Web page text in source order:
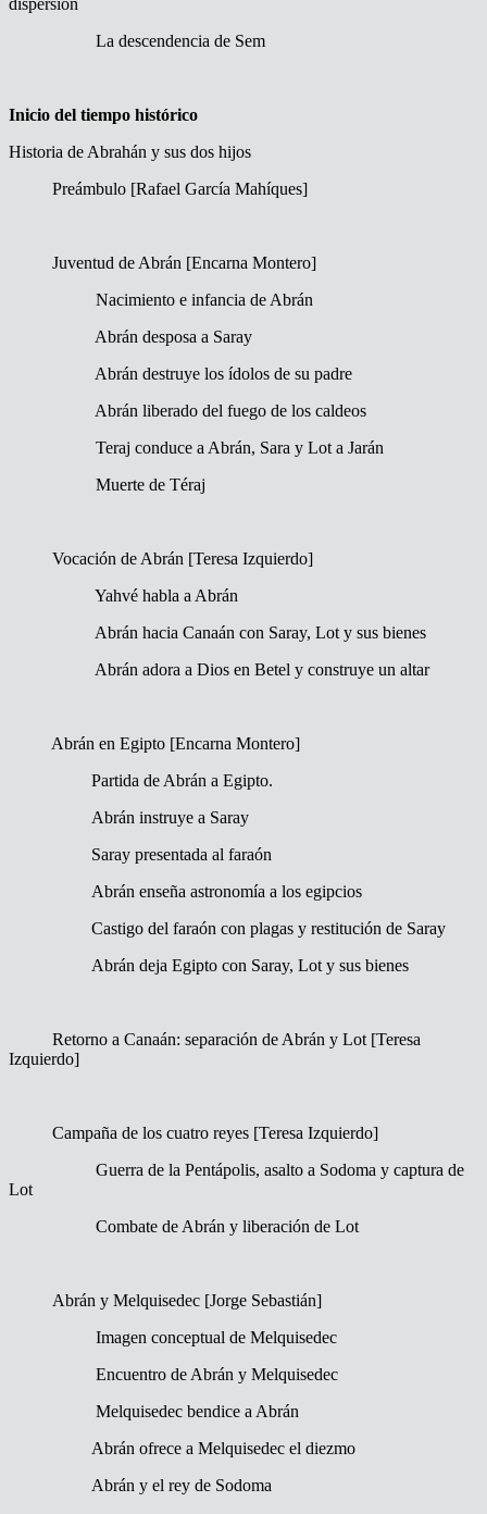
La descendencia de Sem
Inicio del tiempo histórico
Historia de Abrahán y sus dos hijos
Preámbulo [Rafael García Mahíques]
Juventud de Abrán [Encarna Montero]
Nacimiento e infancia de Abrán
Abrán desposa a Saray
Abrán destruye los ídolos de su padre
Abrán liberado del fuego de los caldeos
Teraj conduce a Abrán, Sara y Lot a Jarán
Muerte de Téraj
Vocación de Abrán [Teresa Izquierdo]
Yahvé habla a Abrán
Abrán hacia Canaán con Saray, Lot y sus bienes
Abrán adora a Dios en Betel y construye un altar
Abrán en Egipto [Encarna Montero]
Partida de Abrán a Egipto.
Abrán instruye a Saray
Saray presentada al faraón
Abrán enseña astronomía a los egipcios
Castigo del faraón con plagas y restitución de Saray
Abrán deja Egipto con Saray, Lot y sus bienes
Retorno a Canaán: separación de Abrán y Lot [Teresa
Izquierdo]
Campaña de los cuatro reyes [Teresa Izquierdo]
Guerra de la Pentápolis, asalto a Sodoma y captura de
Lot
Combate de Abrán y liberación de Lot
Abrán y Melquisedec [Jorge Sebastián]
Imagen conceptual de Melquisedec
Encuentro de Abrán y Melquisedec
Melquisedec bendice a Abrán
Abrán ofrece a Melquisedec el diezmo
Abrán y el rey de Sodoma